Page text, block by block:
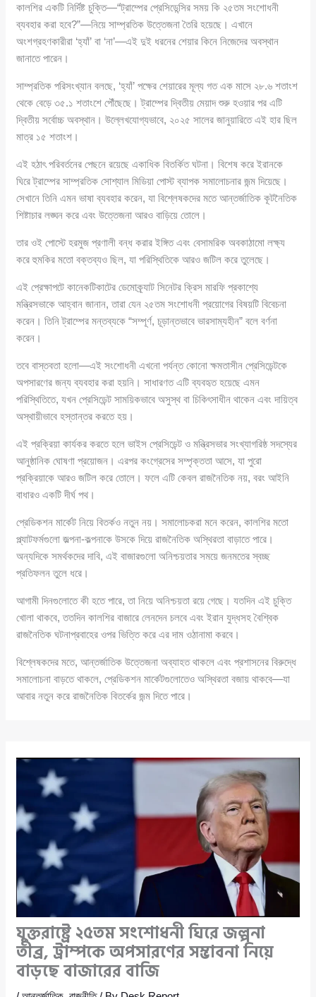
কালশির একটি নির্দিষ্ট চুক্তি—“ট্রাম্পের প্রেসিডেন্সির সময় কি ২৫তম সংশোধনী
ব্যবহার করা হবে?”—নিয়ে সাম্প্রতিক উত্তেজনা তৈরি হয়েছে। এখানে
অংশগ্রহণকারীরা ‘হ্যাঁ’ বা ‘না’—এই দুই ধরনের শেয়ার কিনে নিজেদের অবস্থান
জানাতে পারেন।
সাম্প্রতিক পরিসংখ্যান বলছে, ‘হ্যাঁ’ পক্ষের শেয়ারের মূল্য গত এক মাসে ২৮.৬ শতাংশ
থেকে বেড়ে ৩৫.১ শতাংশে পৌঁছেছে। ট্রাম্পের দ্বিতীয় মেয়াদ শুরু হওয়ার পর এটি
দ্বিতীয় সর্বোচ্চ অবস্থান। উল্লেখযোগ্যভাবে, ২০২৫ সালের জানুয়ারিতে এই হার ছিল
মাত্র ১৫ শতাংশ।
এই হঠাৎ পরিবর্তনের পেছনে রয়েছে একাধিক বিতর্কিত ঘটনা। বিশেষ করে ইরানকে
ঘিরে ট্রাম্পের সাম্প্রতিক সোশ্যাল মিডিয়া পোস্ট ব্যাপক সমালোচনার জন্ম দিয়েছে।
সেখানে তিনি এমন ভাষা ব্যবহার করেন, যা বিশ্লেষকদের মতে আন্তর্জাতিক কূটনৈতিক
শিষ্টাচার লঙ্ঘন করে এবং উত্তেজনা আরও বাড়িয়ে তোলে।
তার ওই পোস্টে হরমুজ প্রণালী বন্ধ করার ইঙ্গিত এবং বেসামরিক অবকাঠামো লক্ষ্য
করে হুমকির মতো বক্তব্যও ছিল, যা পরিস্থিতিকে আরও জটিল করে তুলেছে।
এই প্রেক্ষাপটে কানেকটিকাটের ডেমোক্র্যাট সিনেটর ক্রিস মারফি প্রকাশ্যে
মন্ত্রিসভাকে আহ্বান জানান, তারা যেন ২৫তম সংশোধনী প্রয়োগের বিষয়টি বিবেচনা
করেন। তিনি ট্রাম্পের মন্তব্যকে “সম্পূর্ণ, চূড়ান্তভাবে ভারসাম্যহীন” বলে বর্ণনা
করেন।
তবে বাস্তবতা হলো—এই সংশোধনী এখনো পর্যন্ত কোনো ক্ষমতাসীন প্রেসিডেন্টকে
অপসারণের জন্য ব্যবহার করা হয়নি। সাধারণত এটি ব্যবহৃত হয়েছে এমন
পরিস্থিতিতে, যখন প্রেসিডেন্ট সাময়িকভাবে অসুস্থ বা চিকিৎসাধীন থাকেন এবং দায়িত্ব
অস্থায়ীভাবে হস্তান্তর করতে হয়।
এই প্রক্রিয়া কার্যকর করতে হলে ভাইস প্রেসিডেন্ট ও মন্ত্রিসভার সংখ্যাগরিষ্ঠ সদস্যের
আনুষ্ঠানিক ঘোষণা প্রয়োজন। এরপর কংগ্রেসের সম্পৃক্ততা আসে, যা পুরো
প্রক্রিয়াকে আরও জটিল করে তোলে। ফলে এটি কেবল রাজনৈতিক নয়, বরং আইনি
বাধারও একটি দীর্ঘ পথ।
প্রেডিকশন মার্কেট নিয়ে বিতর্কও নতুন নয়। সমালোচকরা মনে করেন, কালশির মতো
প্ল্যাটফর্মগুলো জল্পনা-কল্পনাকে উসকে দিয়ে রাজনৈতিক অস্থিরতা বাড়াতে পারে।
অন্যদিকে সমর্থকদের দাবি, এই বাজারগুলো অনিশ্চয়তার সময়ে জনমতের স্বচ্ছ
প্রতিফলন তুলে ধরে।
আগামী দিনগুলোতে কী হতে পারে, তা নিয়ে অনিশ্চয়তা রয়ে গেছে। যতদিন এই চুক্তি
খোলা থাকবে, ততদিন কালশির বাজারে লেনদেন চলবে এবং ইরান যুদ্ধসহ বৈশ্বিক
রাজনৈতিক ঘটনাপ্রবাহের ওপর ভিত্তি করে এর দাম ওঠানামা করবে।
বিশ্লেষকদের মতে, আন্তর্জাতিক উত্তেজনা অব্যাহত থাকলে এবং প্রশাসনের বিরুদ্ধে
সমালোচনা বাড়তে থাকলে, প্রেডিকশন মার্কেটগুলোতেও অস্থিরতা বজায় থাকবে—যা
আবার নতুন করে রাজনৈতিক বিতর্কের জন্ম দিতে পারে।
যুক্তরাষ্ট্রে ২৫তম সংশোধনী ঘিরে জল্পনা
তীব্র, ট্রাম্পকে অপসারণের সম্ভাবনা নিয়ে
বাড়ছে বাজারের বাজি